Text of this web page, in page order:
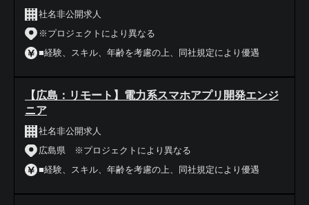
社名非公開求人
※プロジェクトにより異なる
■経験、スキル、年齢を考慮の上、同社規定により優遇
【広島：リモート】電力系スマホアプリ開発エンジ
ニア
社名非公開求人
広島県 ※プロジェクトにより異なる
■経験、スキル、年齢を考慮の上、同社規定により優遇